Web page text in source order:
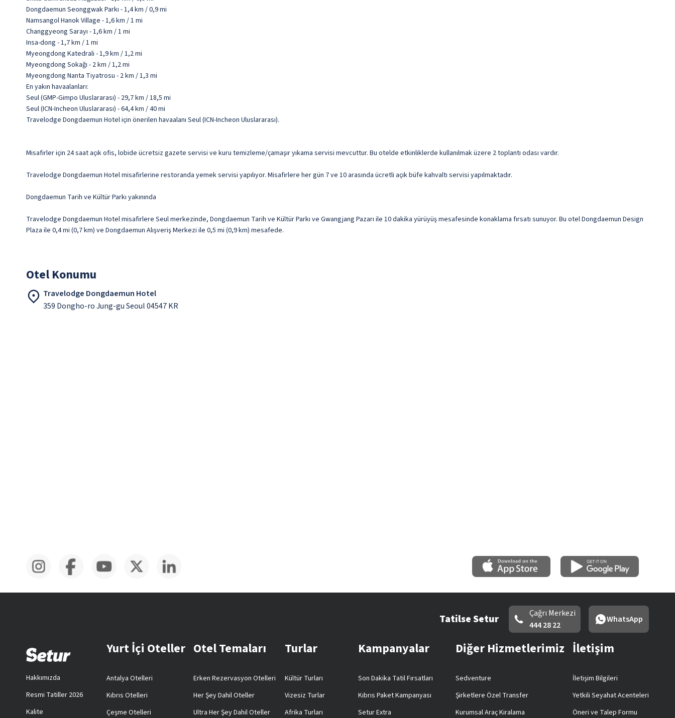
Dongdaemun Seonggwak Parkı - 1,4 km / 0,9 mi
Namsangol Hanok Village - 1,6 km / 1 mi
Changgyeong Sarayı - 1,6 km / 1 mi
Insa-dong - 1,7 km / 1 mi
Myeongdong Katedrali - 1,9 km / 1,2 mi
Myeongdong Sokağı - 2 km / 1,2 mi
Myeongdong Nanta Tiyatrosu - 2 km / 1,3 mi
En yakın havaalanları:
Seul (GMP-Gimpo Uluslararası) - 29,7 km / 18,5 mi
Seul (ICN-Incheon Uluslararası) - 64,4 km / 40 mi
Travelodge Dongdaemun Hotel için önerilen havaalanı Seul (ICN-Incheon Uluslararası).
Misafirler için 24 saat açık ofis, lobide ücretsiz gazete servisi ve kuru temizleme/çamaşır yıkama servisi mevcuttur. Bu otelde etkinliklerde kullanılmak üzere 2 toplantı odası vardır.
Travelodge Dongdaemun Hotel misafirlerine restoranda yemek servisi yapılıyor. Misafirlere her gün 7 ve 10 arasında ücretli açık büfe kahvaltı servisi yapılmaktadır.
Dongdaemun Tarih ve Kültür Parkı yakınında
Travelodge Dongdaemun Hotel misafirlere Seul merkezinde, Dongdaemun Tarih ve Kültür Parkı ve Gwangjang Pazarı ile 10 dakika yürüyüş mesafesinde konaklama fırsatı sunuyor. Bu otel Dongdaemun Design
Plaza ile 0,4 mi (0,7 km) ve Dongdaemun Alışveriş Merkezi ile 0,5 mi (0,9 km) mesafede.
Otel Konumu
Travelodge Dongdaemun Hotel
359 Dongho-ro Jung-gu Seoul 04547 KR
Tatilse Setur
Çağrı Merkezi
444 28 22
WhatsApp
Hakkımızda
Resmi Tatiller 2026
Kalite
Yurt İçi Oteller
Antalya Otelleri
Kıbrıs Otelleri
Çeşme Otelleri
Otel Temaları
Erken Rezervasyon Otelleri
Her Şey Dahil Oteller
Ultra Her Şey Dahil Oteller
Turlar
Kültür Turları
Vizesiz Turlar
Afrika Turları
Kampanyalar
Son Dakika Tatil Fırsatları
Kıbrıs Paket Kampanyası
Setur Extra
Diğer Hizmetlerimiz
Sedventure
Şirketlere Özel Transfer
Kurumsal Araç Kiralama
İletişim
İletişim Bilgileri
Yetkili Seyahat Acenteleri
Öneri ve Talep Formu